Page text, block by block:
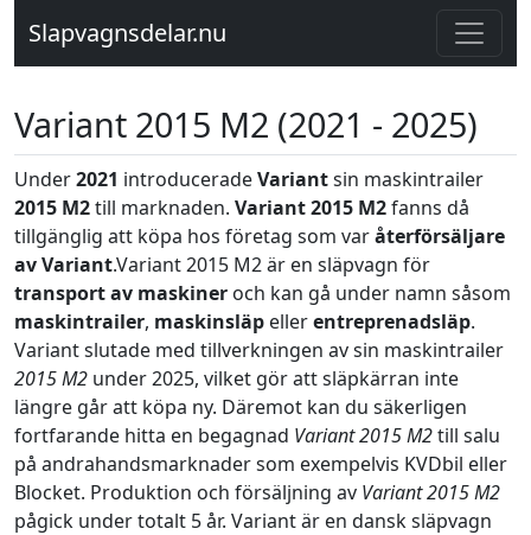
Slapvagnsdelar.nu
Variant 2015 M2 (2021 - 2025)
Under2021 introduceradeVariantsin maskintrailer
2015 M2till marknaden. Variant 2015 M2fanns då
tillgänglig att köpa hos företag som varåterförsäljare
av Variant.Variant 2015 M2 är en släpvagn för
transport av maskiner och kan gå under namn såsom
maskintrailer, maskinsläp ellerentreprenadsläp.
Variant slutade med tillverkningen av sin maskintrailer
2015 M2 under 2025, vilket gör att släpkärran inte
längre går att köpa ny. Däremot kan du säkerligen
fortfarande hitta en begagnad Variant 2015 M2till salu
på andrahandsmarknader som exempelvis KVDbil eller
Blocket. Produktion och försäljning av Variant 2015 M2
pågick under totalt 5 år. Variant är en dansk släpvagn